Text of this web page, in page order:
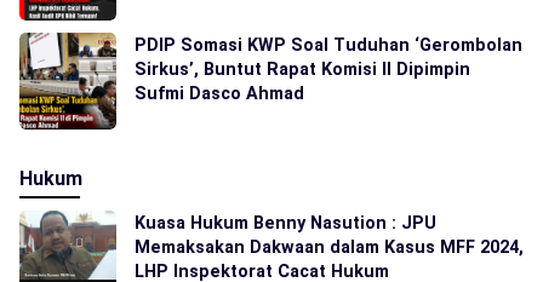
PDIP Somasi KWP Soal Tuduhan ‘Gerombolan
Sirkus’, Buntut Rapat Komisi II Dipimpin
Sufmi Dasco Ahmad
Hukum
Kuasa Hukum Benny Nasution : JPU
Memaksakan Dakwaan dalam Kasus MFF 2024,
LHP Inspektorat Cacat Hukum